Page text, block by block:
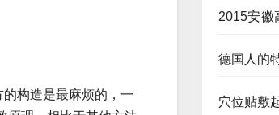
构造是最麻烦的，一
2015安徽
德国人的
穴位贴敷